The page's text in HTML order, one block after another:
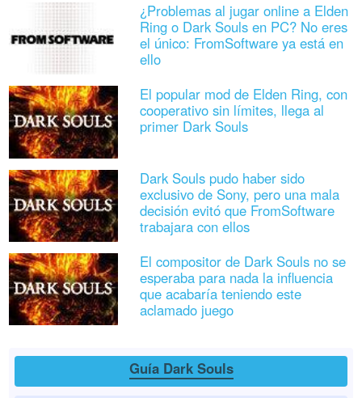
¿Problemas al jugar online a Elden
Ring o Dark Souls en PC? No eres
el único: FromSoftware ya está en
ello
El popular mod de Elden Ring, con
cooperativo sin límites, llega al
primer Dark Souls
Dark Souls pudo haber sido
exclusivo de Sony, pero una mala
decisión evitó que FromSoftware
trabajara con ellos
El compositor de Dark Souls no se
esperaba para nada la influencia
que acabaría teniendo este
aclamado juego
Guía Dark Souls